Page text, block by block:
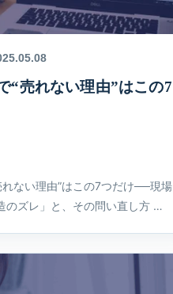
“売れない理由”はこの7
れない理由”はこの7つだけ──現場
で見えた「構造のズレ」と、その問い直し方 …